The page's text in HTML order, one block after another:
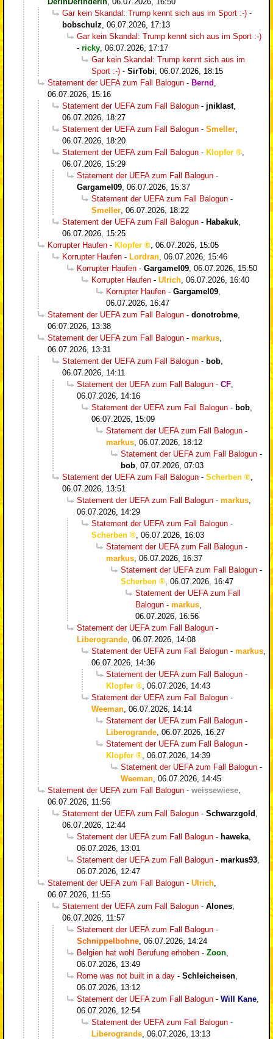
Gar kein Skandal: Trump kennt sich aus im Sport :-) -
bobschulz 06.07.2026, 17:13
Gar kein Skandal: Trump kennt sich aus im Sport :-)
- ricky 06.07.2026, 17:17
Gar kein Skandal: Trump kennt sich aus im
Sport :-) - SirTobi 06.07.2026, 18:15
Statement der UEFA zum Fall Balogun - Bernd
06.07.2026, 15:16
Statement der UEFA zum Fall Balogun - jniklast,
06.07.2026, 18:27
Statement der UEFA zum Fall Balogun - Smeller
06.07.2026, 18:20
Statement der UEFA zum Fall Balogun - Klopfer
06.07.2026, 15:29
Statement der UEFA zum Fall Balogun -
Gargamel09 06.07.2026, 15:37
Statement der UEFA zum Fall Balogun -
Smeller 06.07.2026, 18:22
Statement der UEFA zum Fall Balogun - Habakuk
06.07.2026, 15:25
Korrupter Haufen - Klopfer
06.07.2026, 15:05
Korrupter Haufen - Lordran 06.07.2026, 15:46
Korrupter Haufen - Gargamel09 06.07.2026, 15:50
Korrupter Haufen - Ulrich 06.07.2026, 16:40
Korrupter Haufen - Gargamel09
06.07.2026, 16:47
Statement der UEFA zum Fall Balogun - donotrobme
06.07.2026, 13:38
Statement der UEFA zum Fall Balogun - markus
06.07.2026, 13:31
Statement der UEFA zum Fall Balogun - bob
06.07.2026, 14:11
Statement der UEFA zum Fall Balogun - CF
06.07.2026, 14:16
Statement der UEFA zum Fall Balogun - bob
06.07.2026, 15:09
Statement der UEFA zum Fall Balogun -
markus 06.07.2026, 18:12
Statement der UEFA zum Fall Balogun -
bob 07.07.2026, 07:03
Statement der UEFA zum Fall Balogun - Scherben
06.07.2026, 13:51
Statement der UEFA zum Fall Balogun - markus
06.07.2026, 14:29
Statement der UEFA zum Fall Balogun -
Scherben
06.07.2026, 16:03
Statement der UEFA zum Fall Balogun -
markus 06.07.2026, 16:37
Statement der UEFA zum Fall Balogun -
Scherben
06.07.2026, 16:47
Statement der UEFA zum Fall
Balogun - markus
06.07.2026, 16:56
Statement der UEFA zum Fall Balogun -
Liberogrande 06.07.2026, 14:08
Statement der UEFA zum Fall Balogun - markus
06.07.2026, 14:36
Statement der UEFA zum Fall Balogun -
Klopfer
06.07.2026, 14:43
Statement der UEFA zum Fall Balogun -
Weeman 06.07.2026, 14:14
Statement der UEFA zum Fall Balogun -
Liberogrande 06.07.2026, 16:27
Statement der UEFA zum Fall Balogun -
Klopfer
06.07.2026, 14:39
Statement der UEFA zum Fall Balogun -
Weeman 06.07.2026, 14:45
Statement der UEFA zum Fall Balogun - weissewiese
06.07.2026, 11:56
Statement der UEFA zum Fall Balogun - Schwarzgold
06.07.2026, 12:44
Statement der UEFA zum Fall Balogun - haweka
06.07.2026, 13:01
Statement der UEFA zum Fall Balogun - markus93
06.07.2026, 12:47
Statement der UEFA zum Fall Balogun - Ulrich
06.07.2026, 11:55
Statement der UEFA zum Fall Balogun - Alones
06.07.2026, 11:57
Statement der UEFA zum Fall Balogun -
Schnippelbohne 06.07.2026, 14:24
Belgien hat wohl Berufung erhoben - Zoon
06.07.2026, 13:49
Rome was not built in a day - Schleicheisen
06.07.2026, 13:12
Statement der UEFA zum Fall Balogun - Will Kane
06.07.2026, 12:54
Statement der UEFA zum Fall Balogun -
Liberogrande 06.07.2026, 13:13